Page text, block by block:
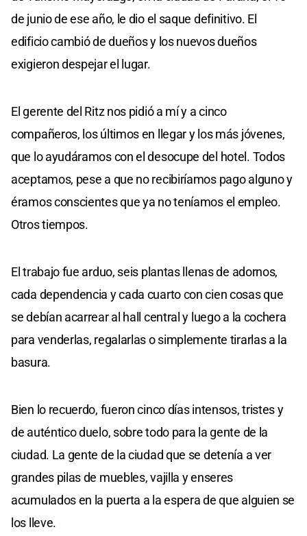
de junio de ese año, le dio el saque definitivo. El
edificio cambió de dueños y los nuevos dueños
exigieron despejar el lugar.
El gerente del Ritz nos pidió a mí y a cinco
compañeros, los últimos en llegar y los más jóvenes,
que lo ayudáramos con el desocupe del hotel. Todos
aceptamos, pese a que no recibiríamos pago alguno y
éramos conscientes que ya no teníamos el empleo.
Otros tiempos.
El trabajo fue arduo, seis plantas llenas de adornos,
cada dependencia y cada cuarto con cien cosas que
se debían acarrear al hall central y luego a la cochera
para venderlas, regalarlas o simplemente tirarlas a la
basura.
Bien lo recuerdo, fueron cinco días intensos, tristes y
de auténtico duelo, sobre todo para la gente de la
ciudad. La gente de la ciudad que se detenía a ver
grandes pilas de muebles, vajilla y enseres
acumulados en la puerta a la espera de que alguien se
los lleve.